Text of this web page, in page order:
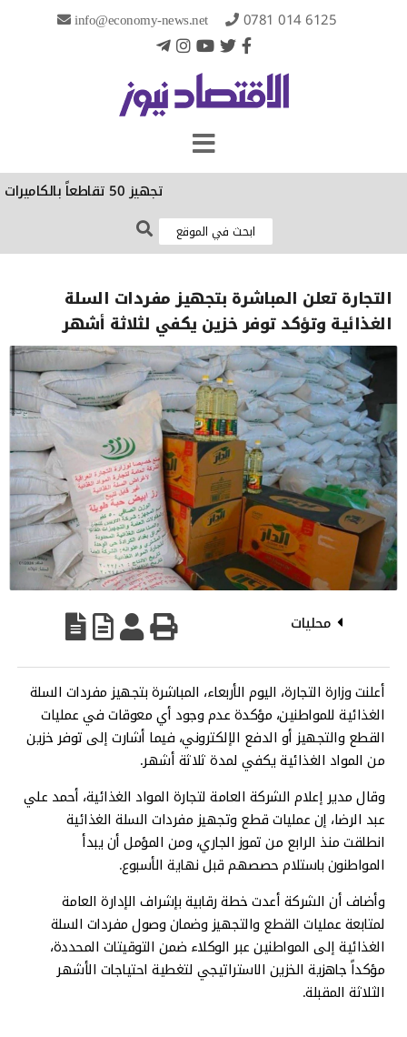
info@economy-news.net 0781 014 6125
تجهيز 50 تقاطعاً بالكاميرات الحرارية والرادارات الذكية في بغداد
التجارة تعلن المباشرة بتجهيز مفردات السلة
الغذائية وتؤكد توفر خزين يكفي لثلاثة أشهر
محليات
أعلنت وزارة التجارة، اليوم الأربعاء، المباشرة بتجهيز مفردات السلة
الغذائية للمواطنين، مؤكدة عدم وجود أي معوقات في عمليات
القطع والتجهيز أو الدفع الإلكتروني، فيما أشارت إلى توفر خزين
من المواد الغذائية يكفي لمدة ثلاثة أشهر.
وقال مدير إعلام الشركة العامة لتجارة المواد الغذائية، أحمد علي
عبد الرضا، إن عمليات قطع وتجهيز مفردات السلة الغذائية
انطلقت منذ الرابع من تموز الجاري، ومن المؤمل أن يبدأ
المواطنون باستلام حصصهم قبل نهاية الأسبوع.
وأضاف أن الشركة أعدت خطة رقابية بإشراف الإدارة العامة
لمتابعة عمليات القطع والتجهيز وضمان وصول مفردات السلة
الغذائية إلى المواطنين عبر الوكلاء ضمن التوقيتات المحددة،
مؤكداً جاهزية الخزين الاستراتيجي لتغطية احتياجات الأشهر
الثلاثة المقبلة.